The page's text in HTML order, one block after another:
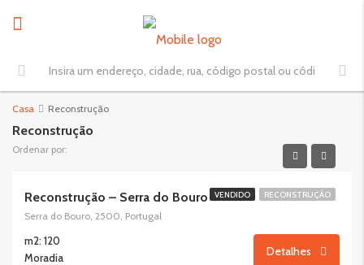
Casa Reconstrução
Reconstrução
Ordenar por:
VENDIDO RECONSTRUÇÃO
Reconstrução – Serra do Bouro
Serra do Bouro, 2500, Portugal
m2: 120
Moradia
Detalhes